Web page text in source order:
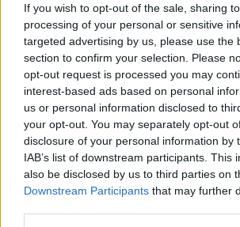
If you wish to opt-out of the sale, sharing
processing of your personal or sensitive
targeted advertising by us, please use the
section to confirm your selection. Please
opt-out request is processed you may
interest-based ads based on personal
us or personal information disclosed to
your opt-out. You may separately opt-out
disclosure of your personal information by
IAB’s list of downstream participants. This
also be disclosed by us to third parties on
Downstream Participants that may further
ELTE Őslénytani Tanszék
„Az általunk K2 névvel jelölt lelőhely,
leletegyüttes származik, a Hátszegi-
részén helyezkedik el, ahol a medencén
(körülbelül 71 millió éves) szárazföldi
találhatóak. De ezek a kőzetek nem csak
el a medence területéről ismert más
lelőhelyektől. A csontokat tartalmazó